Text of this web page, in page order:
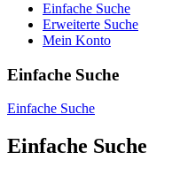
Einfache Suche
Erweiterte Suche
Mein Konto
Einfache Suche
Einfache Suche
Einfache Suche